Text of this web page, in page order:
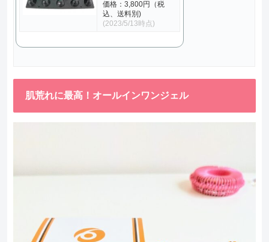
価格：3,800円（税
込、送料別)
(2023/5/13時点)
肌荒れに最高！オールインワンジェル